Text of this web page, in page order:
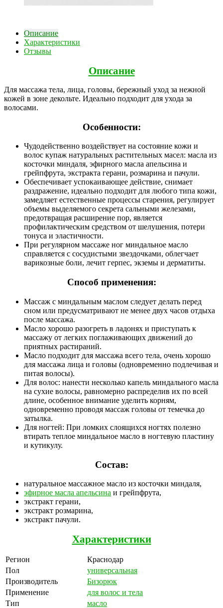
Описание
Характеристики
Отзывы
Описание
Для массажа тела, лица, головы, бережный уход за нежной
кожей в зоне декольте. Идеально подходит для ухода за
волосами.
Особенности:
Чудодейственно воздействует на состояние кожи и
волос купаж натуральных растительных масел: масла из
косточки миндаля, эфирного масла апельсина и
грейпфрута, экстракта герани, розмарина и пачули.
Обеспечивает успокаивающее действие, снимает
раздражение, идеально подходит для любого типа кожи,
замедляет естественные процессы старения, регулирует
объемы выделяемого секрета сальными железами,
предотвращая расширение пор, является
профилактическим средством от шелушения, потери
тонуса и эластичности.
При регулярном массаже ног миндальное масло
справляется с сосудистыми звездочками, облегчает
варикозные боли, лечит герпес, экземы и дерматиты.
Способ применения:
Массаж с миндальным маслом следует делать перед
сном или предусматривают не менее двух часов отдыха
после массажа.
Масло хорошо разогреть в ладонях и приступать к
массажу от легких поглаживающих движений до
приятных растираний.
Масло подходит для массажа всего тела, очень хорошо
для массажа лица и головы (одновременно подлечивая и
питая волосы).
Для волос: нанести несколько капель миндального масла
на сухие волосы, равномерно распределив их по всей
длине, особенное внимание уделить корням,
одновременно проводя массаж головы от темечка до
затылка.
Для ногтей: При ломких слоящихся ногтях полезно
втирать теплое миндальное масло в ногтевую пластину
и кутикулу.
Состав:
натуральное массажное масло из косточки миндаля,
эфирное масла апельсина и грейпфрута,
экстракт герани,
экстракт розмарина,
экстракт пачули.
Характеристики
Регион
Краснодар
Пол
универсальная
Производитель
Бизорюк
Применение
для волос и тела
Тип
масло